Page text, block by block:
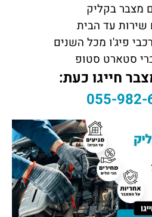
מצבר בקליק
שירות עד הבית
פיג'ו מכל השנים
סטארט סטופ
חייגו כעת:
055-982-